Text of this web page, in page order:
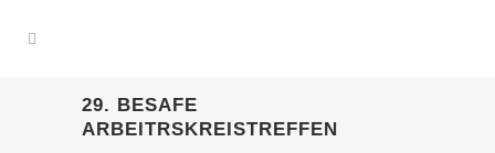
29. BESAFE
ARBEITRSKREISTREFFEN